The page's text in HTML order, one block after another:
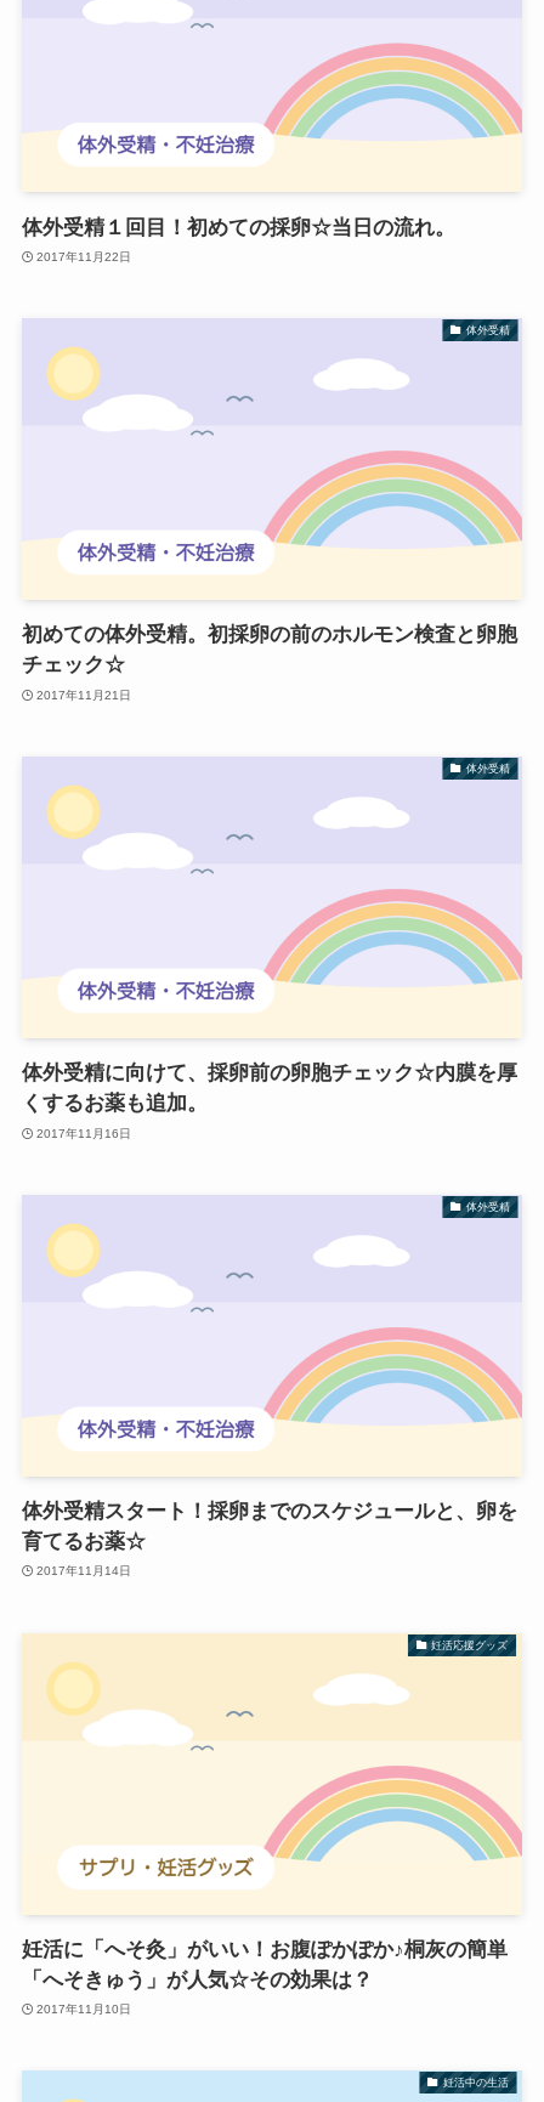
体外受精１回目！初めての採卵☆当日の流れ。
2017年11月22日
体外受精
初めての体外受精。初採卵の前のホルモン検査と卵胞
チェック☆
2017年11月21日
体外受精
体外受精に向けて、採卵前の卵胞チェック☆内膜を厚
くするお薬も追加。
2017年11月16日
体外受精
体外受精スタート！採卵までのスケジュールと、卵を
育てるお薬☆
2017年11月14日
妊活応援グッズ
妊活に「へそ灸」がいい！お腹ぽかぽか♪桐灰の簡単
「へそきゅう」が人気☆その効果は？
2017年11月10日
妊活中の生活